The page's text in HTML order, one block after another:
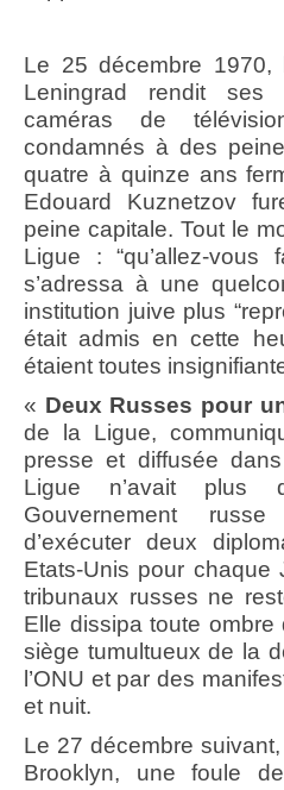
Le 25 décembre 1970,
Leningrad rendit ses
caméras de
condamnés à des
quatre à quinze ans
Edouard Kuznetzov
peine capitale. Tout le
Ligue : “qu’allez-vous
s’adressa à une
institution juive plus
était admis en cette
étaient toutes
« Deux Russes pour
de la Ligue,
presse et diffusée
Ligue n’avait plus
Gouvernement
d’exécuter deux
Etats-Unis pour chaque
tribunaux russes ne
Elle dissipa toute
siège tumultueux de la
l’ONU et par des
et nuit.
Le 27 décembre
Brooklyn, une foule